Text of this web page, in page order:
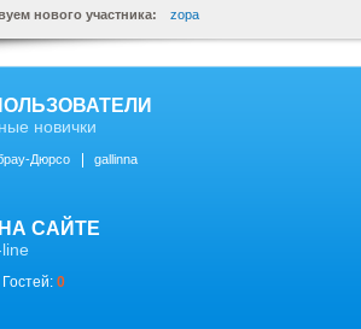
нового участника:
zopa
новички
Дюрсо
gallinna
САЙТЕ
line
Гостей: 0